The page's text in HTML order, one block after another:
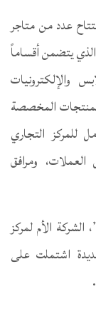
عدد من متاجر
الذي يتضمن أقساماً
والإلكترونيات
المخصصة
للمركز التجاري
ومرافق
الشركة الأم لمركز
اشتملت على